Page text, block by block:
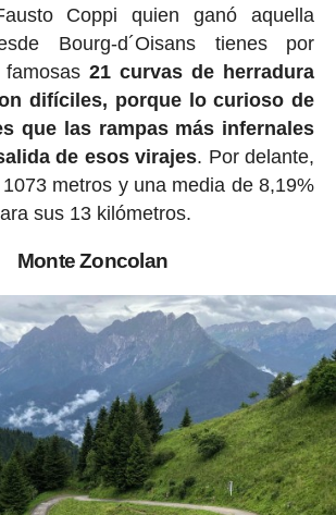
Coppi quien ganó aquella
Bourg-d´Oisans tienes por
famosas21 curvas de herradura
difíciles, porque lo curioso de
que las rampas más infernales
de esos virajes. Por delante,
metros y una media de 8,19%
sus 13 kilómetros.
Monte Zoncolan